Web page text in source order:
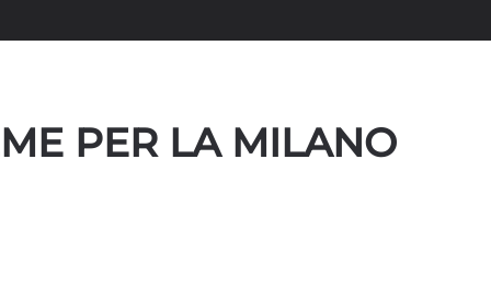
PER LA MILANO